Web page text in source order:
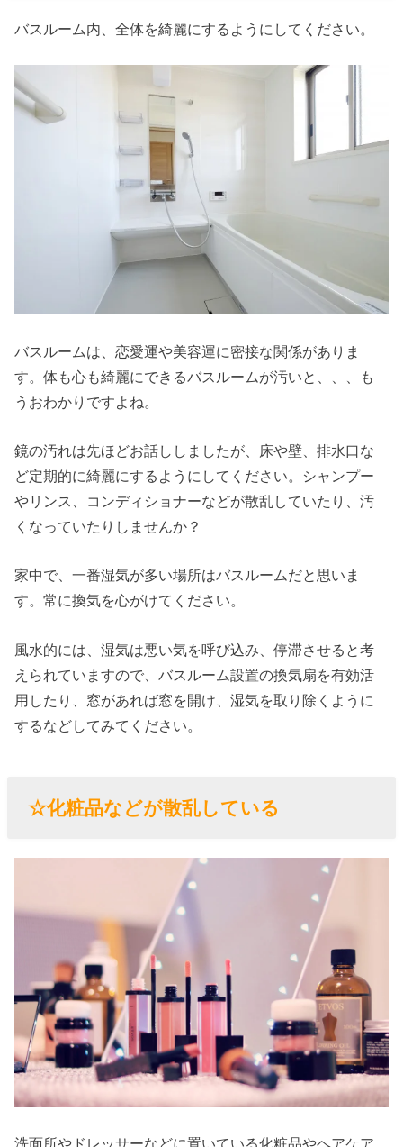
バスルーム内、全体を綺麗にするようにしてください。
バスルームは、恋愛運や美容運に密接な関係がありま
す。体も心も綺麗にできるバスルームが汚いと、、、も
うおわかりですよね。
鏡の汚れは先ほどお話ししましたが、床や壁、排水口な
ど定期的に綺麗にするようにしてください。シャンプー
やリンス、コンディショナーなどが散乱していたり、汚
くなっていたりしませんか？
家中で、一番湿気が多い場所はバスルームだと思いま
す。常に換気を心がけてください。
風水的には、湿気は悪い気を呼び込み、停滞させると考
えられていますので、バスルーム設置の換気扇を有効活
用したり、窓があれば窓を開け、湿気を取り除くように
するなどしてみてください。
☆化粧品などが散乱している
洗面所やドレッサーなどに置いている化粧品やヘアケア